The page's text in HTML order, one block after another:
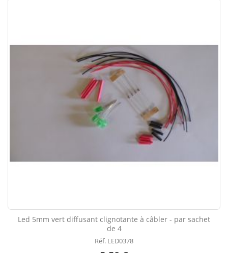
Led 5mm vert diffusant clignotante à câbler - par sachet
de 4
Réf. LED0378